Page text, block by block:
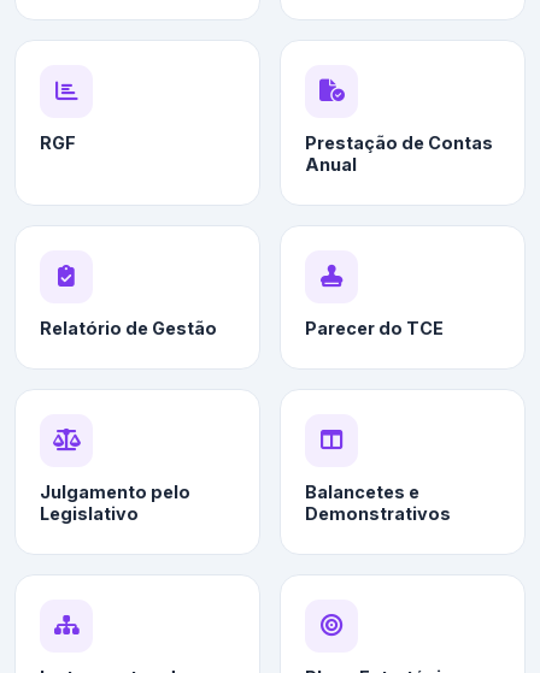
RGF
Prestação de Contas
Anual
Relatório de Gestão Parecer do TCE
Julgamento pelo
Legislativo
Balancetes e
Demonstrativos